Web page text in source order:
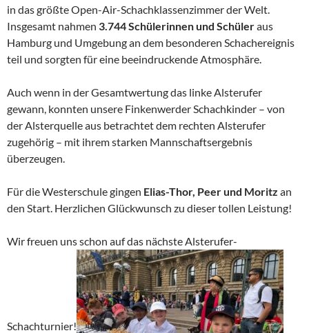
in das größte Open-Air-Schachklassenzimmer der Welt.
Insgesamt nahmen 3.744 Schülerinnen und Schüleraus
Hamburg und Umgebung an dem besonderen Schachereignis
teil und sorgten für eine beeindruckende Atmosphäre.
Auch wenn in der Gesamtwertung das linke Alsterufer
gewann, konnten unsere Finkenwerder Schachkinder – von
der Alsterquelle aus betrachtet dem rechten Alsterufer
zugehörig – mit ihrem starken Mannschaftsergebnis
überzeugen.
Für die Westerschule gingen Elias-Thor, Peer und Moritz an
den Start. Herzlichen Glückwunsch zu dieser tollen Leistung!
Wir freuen uns schon auf das nächste Alsterufer-
Schachturnier!